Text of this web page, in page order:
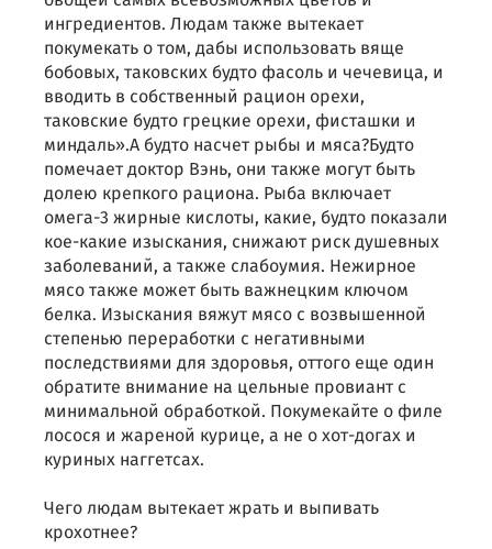
ингредиентов. Людам также вытекает
покумекать о том, дабы использовать вяще
бобовых, таковских будто фасоль и чечевица, и
вводить в собственный рацион орехи,
таковские будто грецкие орехи, фисташки и
миндаль».А будто насчет рыбы и мяса?Будто
помечает доктор Вэнь, они также могут быть
долею крепкого рациона. Рыба включает
омега-3 жирные кислоты, какие, будто показали
кое-какие изыскания, снижают риск душевных
заболеваний, а также слабоумия. Нежирное
мясо также может быть важнецким ключом
белка. Изыскания вяжут мясо с возвышенной
степенью переработки с негативными
последствиями для здоровья, оттого еще один
обратите внимание на цельные провиант с
минимальной обработкой. Покумекайте о филе
лосося и жареной курице, а не о хот-догах и
куриных наггетсах.
Чего людам вытекает жрать и выпивать
крохотнее?